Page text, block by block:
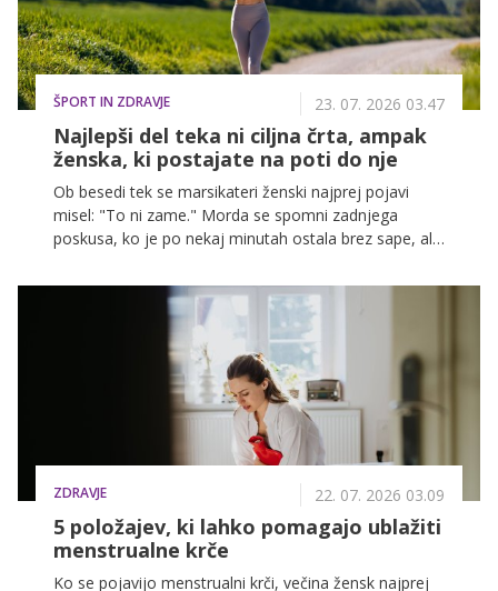
ŠPORT IN ZDRAVJE 23. 07. 2026 03.47
Najlepši del teka ni ciljna črta, ampak
ženska, ki postajate na poti do nje
Ob besedi tek se marsikateri ženski najprej pojavi
misel: "To ni zame." Morda se spomni zadnjega
poskusa, ko je po nekaj minutah ostala brez sape, ali
iz neke druge kategorije: bolj fit, bolj vzdržljivi, bolj
športni. Kot da obstaja neka nevidna meja, čez katero
moraš stopiti, preden se lahko poimenuješ tekačica.
ZDRAVJE 22. 07. 2026 03.09
5 položajev, ki lahko pomagajo ublažiti
menstrualne krče
Ko se pojavijo menstrualni krči, večina žensk najprej